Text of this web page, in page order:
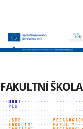
FAKULTNÍ ŠKOLA